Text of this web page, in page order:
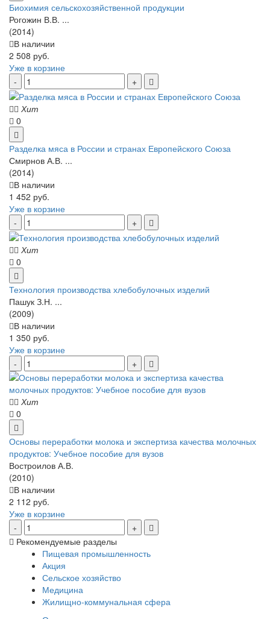
Биохимия сельскохозяйственной продукции
Рогожин В.В. ...
(2014)
В наличии
2 508 руб.
Уже в корзине
Хит
0
Разделка мяса в России и странах Европейского Союза
Смирнов А.В. ...
(2014)
В наличии
1 452 руб.
Уже в корзине
Хит
0
Технология производства хлебобулочных изделий
Пашук З.Н. ...
(2009)
В наличии
1 350 руб.
Уже в корзине
Хит
0
Основы переработки молока и экспертиза качества молочных
продуктов: Учебное пособие для вузов
Востроилов А.В.
(2010)
В наличии
2 112 руб.
Уже в корзине
Рекомендуемые разделы
Пищевая промышленность
Акция
Сельское хозяйство
Медицина
Жилищно-коммунальная сфера